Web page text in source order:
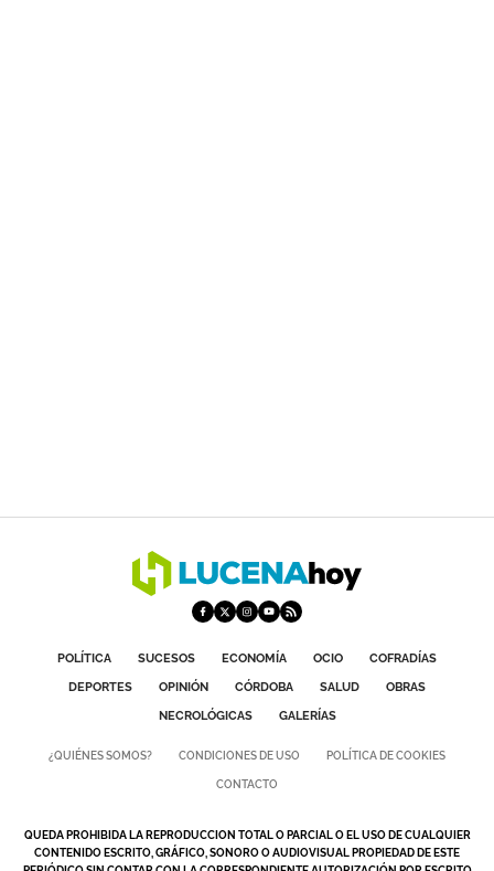
POLÍTICA SUCESOS ECONOMÍA OCIO
COFRADÍAS
DEPORTES
OPINIÓN CÓRDOBA SALUD
OBRAS
NECROLÓGICAS
GALERÍAS
¿QUIÉNES SOMOS? CONDICIONES DE USO POLÍTICA DE COOKIES
CONTACTO
QUEDA PROHIBIDA LA REPRODUCCION TOTAL O PARCIAL O EL USO DE CUALQUIER
CONTENIDO ESCRITO, GRÁFICO, SONORO O AUDIOVISUAL PROPIEDAD DE ESTE